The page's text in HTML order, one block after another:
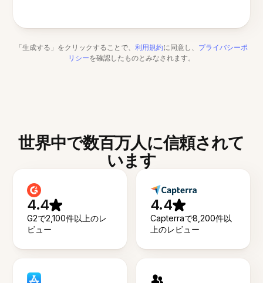
「生成する」をクリックすることで、 利用規約に同意し、 プライバシーポ
リシーを確認したものとみなされます。
世界中で数百万人に信頼されて
います
4.4
G2で2,100件以上のレ
ビュー
4.4
Capterraで8,200件以
上のレビュー